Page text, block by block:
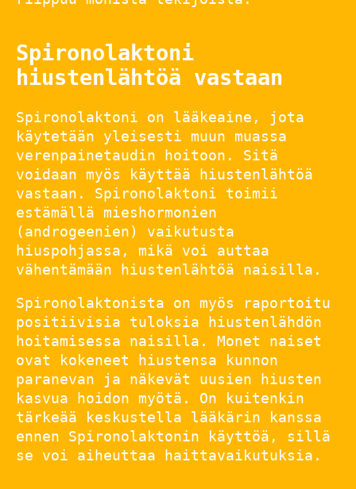
Spironolaktoni
hiustenlähtöä vastaan
Spironolaktoni on lääkeaine, jota
käytetään yleisesti muun muassa
verenpainetaudin hoitoon. Sitä
voidaan myös käyttää hiustenlähtöä
vastaan. Spironolaktoni toimii
estämällä mieshormonien
(androgeenien) vaikutusta
hiuspohjassa, mikä voi auttaa
vähentämään hiustenlähtöä naisilla.
Spironolaktonista on myös raportoitu
positiivisia tuloksia hiustenlähdön
hoitamisessa naisilla. Monet naiset
ovat kokeneet hiustensa kunnon
paranevan ja näkevät uusien hiusten
kasvua hoidon myötä. On kuitenkin
tärkeää keskustella lääkärin kanssa
ennen Spironolaktonin käyttöä, sillä
se voi aiheuttaa haittavaikutuksia.